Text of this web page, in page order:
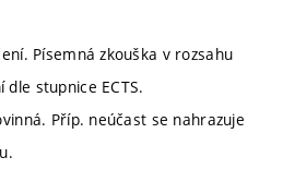
Písemná zkouška v rozsahu
stupnice ECTS.
Příp. neúčast se nahrazuje